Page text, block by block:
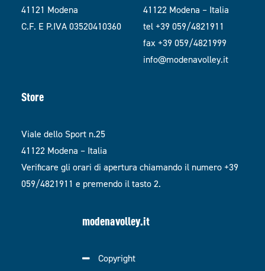
41121 Modena
C.F. E P.IVA 03520410360
41122 Modena – Italia
tel +39 059/4821911
fax +39 059/4821999
info@modenavolley.it
Store
Viale dello Sport n.25
41122 Modena – Italia
Verificare gli orari di apertura chiamando il numero +39
059/4821911 e premendo il tasto 2.
modenavolley.it
Copyright